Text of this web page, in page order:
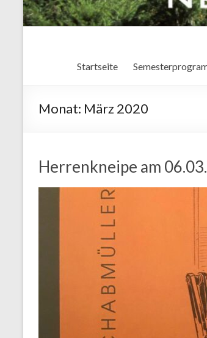
Startseite
Monat: März 2020
Herrenkneipe am